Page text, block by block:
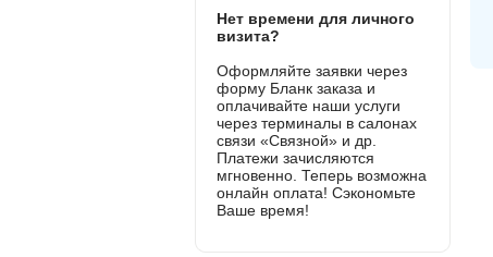
Нет времени для личного
визита?
Оформляйте заявки через
форму Бланк заказа и
оплачивайте наши услуги
через терминалы в салонах
связи «Связной» и др.
Платежи зачисляются
мгновенно. Теперь возможна
онлайн оплата! Сэкономьте
Ваше время!